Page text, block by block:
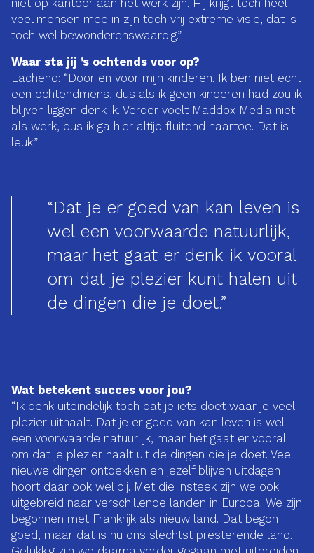
niet op kantoor aan het werk zijn. Hij krijgt toch heel
veel mensen mee in zijn toch vrij extreme visie, dat is
toch wel bewonderenswaardig.”
Waar sta jij ’s ochtends voor op?
Lachend: “Door en voor mijn kinderen. Ik ben niet echt
een ochtendmens, dus als ik geen kinderen had zou ik
blijven liggen denk ik. Verder voelt Maddox Media niet
als werk, dus ik ga hier altijd fluitend naartoe. Dat is
leuk.”
“Dat je er goed van kan leven is
wel een voorwaarde natuurlijk,
maar het gaat er denk ik vooral
om dat je plezier kunt halen uit
de dingen die je doet.”
Wat betekent succes voor jou?
“Ik denk uiteindelijk toch dat je iets doet waar je veel
plezier uithaalt. Dat je er goed van kan leven is wel
een voorwaarde natuurlijk, maar het gaat er vooral
om dat je plezier haalt uit de dingen die je doet. Veel
nieuwe dingen ontdekken en jezelf blijven uitdagen
hoort daar ook wel bij. Met die insteek zijn we ook
uitgebreid naar verschillende landen in Europa. We zijn
begonnen met Frankrijk als nieuw land. Dat begon
goed, maar dat is nu ons slechtst presterende land.